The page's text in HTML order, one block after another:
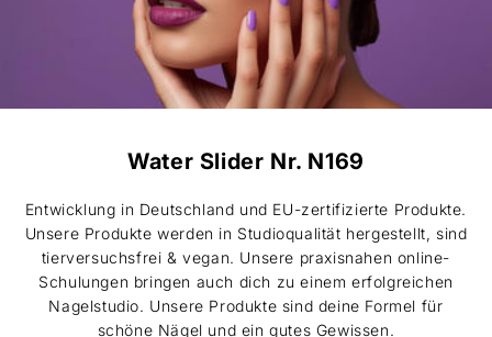
Water Slider Nr. N169
Entwicklung in Deutschland und EU-zertifizierte Produkte.
Unsere Produkte werden in Studioqualität hergestellt, sind
tierversuchsfrei & vegan. Unsere praxisnahen online-
Schulungen bringen auch dich zu einem erfolgreichen
Nagelstudio. Unsere Produkte sind deine Formel für
schöne Nägel und ein gutes Gewissen.